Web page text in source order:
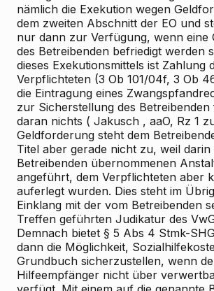
nämlich die Exekution wegen
dem zweiten Abschnitt der EO und
nur dann zur Verfügung, wenn eine
des Betreibenden befriedigt werden
dieses Exekutionsmittels ist Zahlung
Verpflichteten (3 Ob 101/04f, 3 Ob
die Eintragung eines
zur Sicherstellung des
daran nichts ( Jakusch , aaO, Rz 1
Geldforderung steht dem
Titel aber gerade nicht zu, weil
Betreibenden übernommenen
angeführt, dem Verpflichteten aber
auferlegt wurden. Dies steht im
Einklang mit der vom Betreibenden
Treffen geführten Judikatur des
Demnach bietet § 5 Abs 4 Stmk-
dann die Möglichkeit,
Grundbuch sicherzustellen, wenn
Hilfeempfänger nicht über